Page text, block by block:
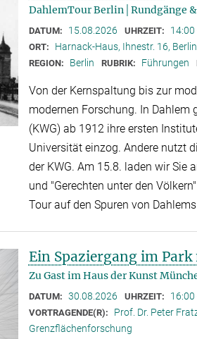
DahlemTour Berlin│Rundgänge
DATUM: 15.08.2026 UHRZEIT: 14:00
ORT: Harnack-Haus, Ihnestr. 16,
REGION: Berlin RUBRIK: Führungen
Von der Kernspaltung bis zur
modernen Forschung. In Dahlem
(KWG) ab 1912 ihre ersten
Universität einzog. Andere nutzt
der KWG. Am 15.8. laden wir Sie
und "Gerechten unter den
Tour auf den Spuren von
Ein Spaziergang im
Zu Gast im Haus der Kunst
DATUM: 30.08.2026 UHRZEIT: 16:00
VORTRAGENDE(R):
Prof. Dr. Peter
Grenzflächenforschung